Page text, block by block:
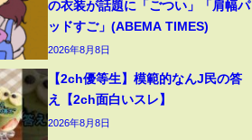
の衣装が話題に「ごつい」「肩幅パ
ッドすご」(ABEMA TIMES)
2026年8月8日
【2ch優等生】模範的なんJ民の答
え【2ch面白いスレ】
2026年8月8日